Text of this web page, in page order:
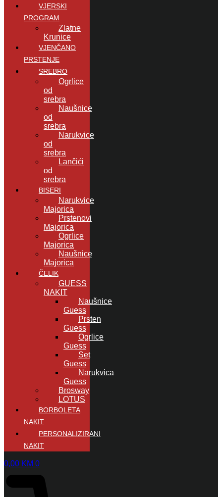
VJERSKI
PROGRAM
Zlatne
Krunice
VJENČANO
PRSTENJE
SREBRO
Ogrlice
od
srebra
Naušnice
od
srebra
Narukvice
od
srebra
Lančići
od
srebra
BISERI
Narukvice
Majorica
Prstenovi
Majorica
Ogrlice
Majorica
Naušnice
Majorica
ČELIK
GUESS
NAKIT
Naušnice
Guess
Prsten
Guess
Ogrlice
Guess
Set
Guess
Narukvica
Guess
Brosway
LOTUS
BORBOLETA
NAKIT
PERSONALIZIRANI
NAKIT
0,00 KM 0